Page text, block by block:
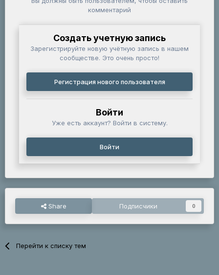
комментарий
Создать учетную запись
Зарегистрируйте новую учётную запись в нашем
сообществе. Это очень просто!
Регистрация нового пользователя
Войти
Уже есть аккаунт? Войти в систему.
Войти
Share Подписчики 0
Перейти к списку тем